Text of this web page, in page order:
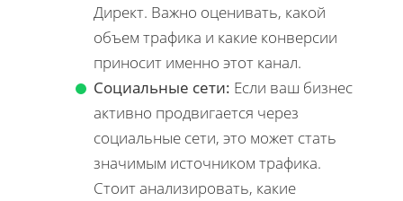
Директ. Важно оценивать, какой
объем трафика и какие конверсии
приносит именно этот канал.
Социальные сети: Если ваш бизнес
активно продвигается через
социальные сети, это может стать
значимым источником трафика.
Стоит анализировать, какие